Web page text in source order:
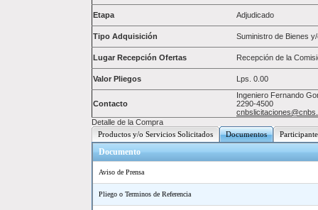
Etapa Adjudicado
Tipo Adquisición Suministro de Bienes
Lugar Recepción Ofertas Recepción de la
Valor Pliegos Lps. 0.00
Contacto
Ingeniero Fernando
2290-4500
Detalle de la Compra
Productos y/o Servicios Solicitados
Documentos
Documento
Aviso de Prensa
Pliego o Terminos de Referencia